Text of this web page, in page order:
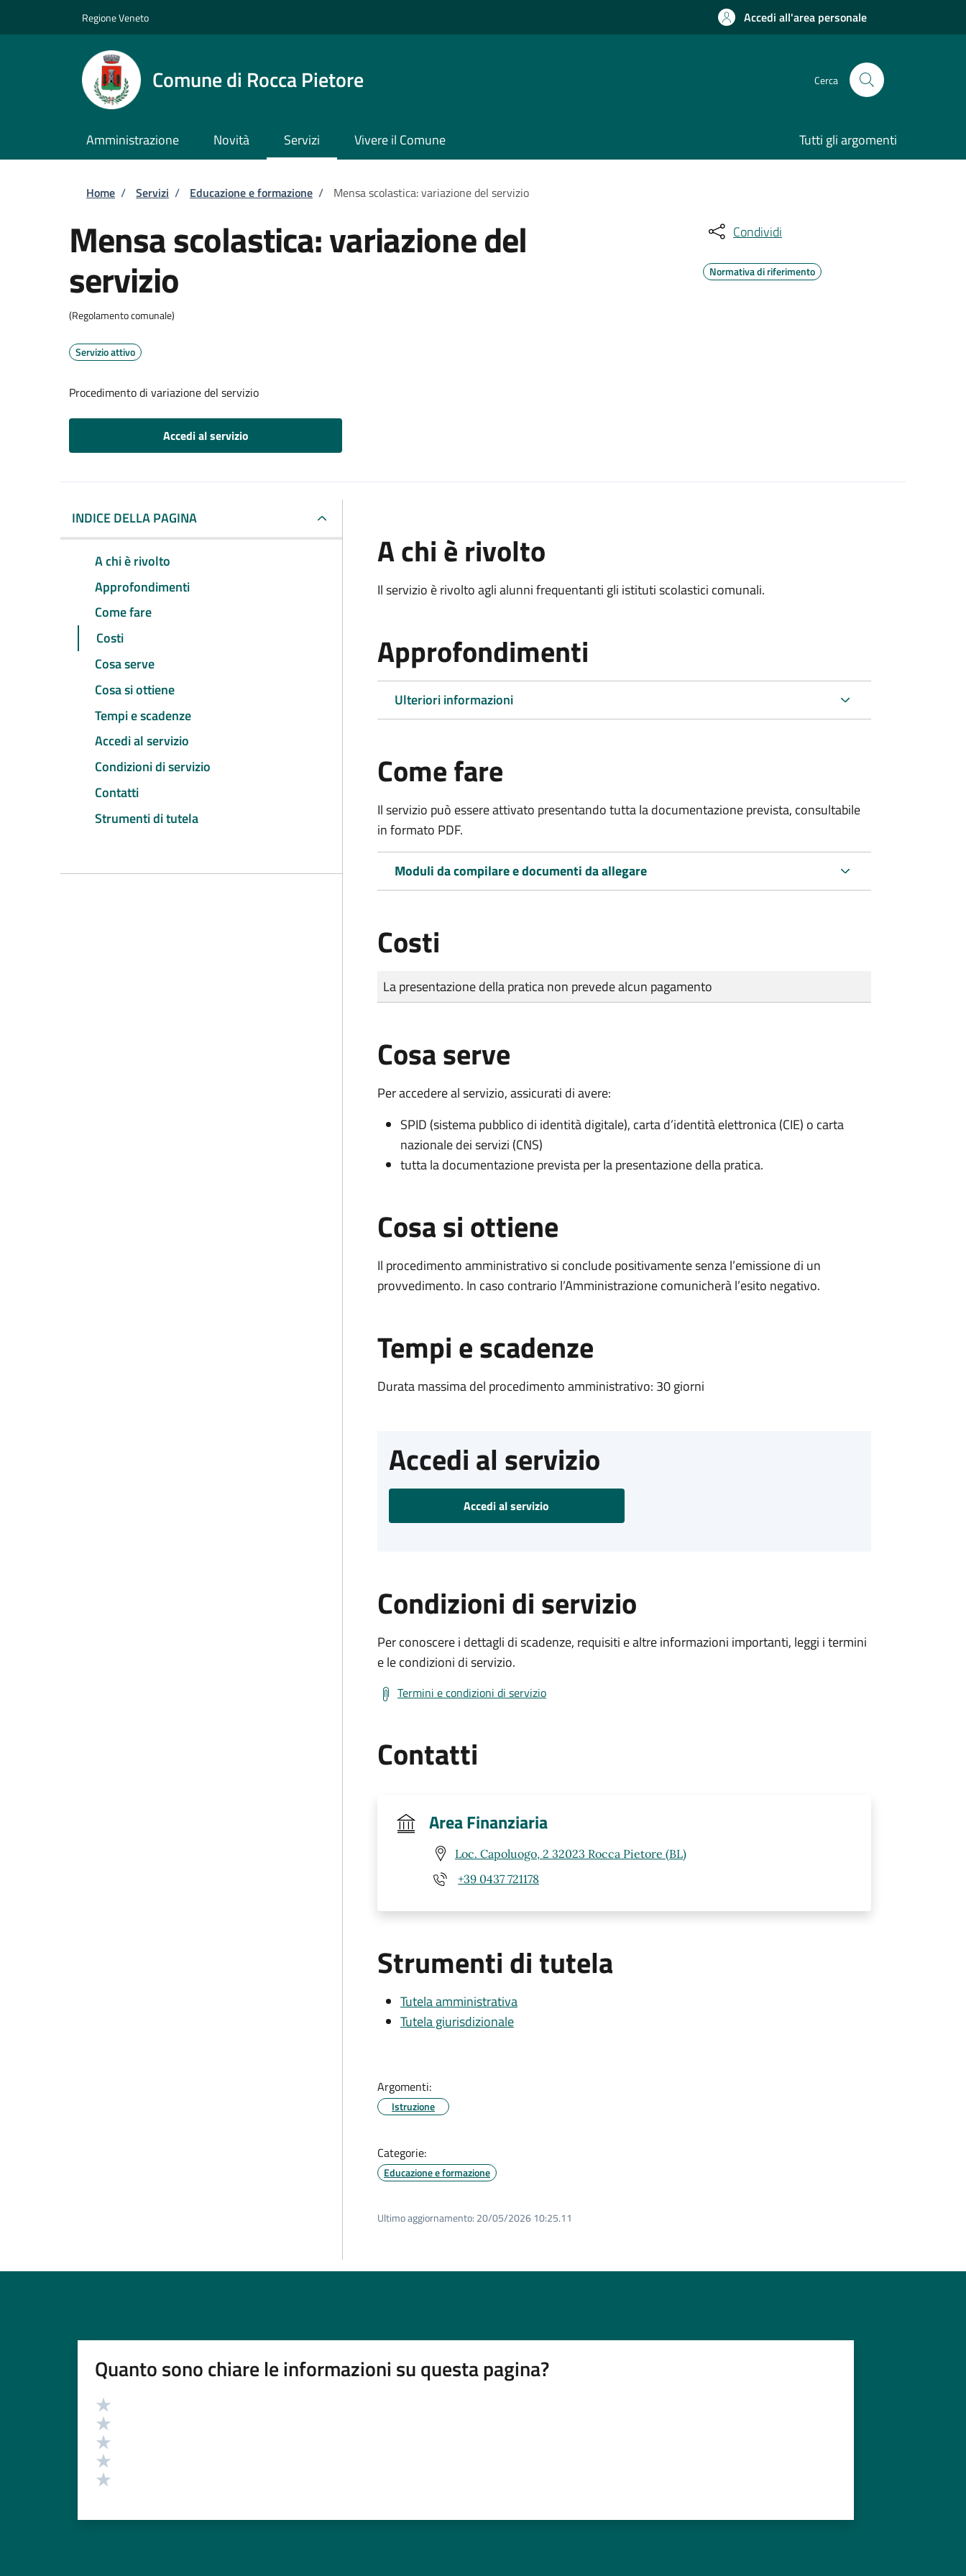
Regione Veneto Accedi all'area personale
Comune di Rocca Pietore Cerca
Amministrazione Novità Servizi Vivere il Comune Tutti gli argomenti
Briciole di pane
Home / Servizi / Educazione e formazione / Mensa scolastica: variazione del servizio
Mensa scolastica: variazione del
servizio
(Regolamento comunale)
Servizio attivo
Procedimento di variazione del servizio
Accedi al servizio
Condividi
Normativa di riferimento
INDICE DELLA PAGINA
A chi è rivolto
Approfondimenti
Come fare
Costi
Cosa serve
Cosa si ottiene
Tempi e scadenze
Accedi al servizio
Condizioni di servizio
Contatti
Strumenti di tutela
A chi è rivolto
Il servizio è rivolto agli alunni frequentanti gli istituti scolastici comunali.
Approfondimenti
Ulteriori informazioni
Come fare
Il servizio può essere attivato presentando tutta la documentazione prevista, consultabile
in formato PDF.
Moduli da compilare e documenti da allegare
Costi
Tipo di pagamento
Importo
La presentazione della pratica non prevede alcun pagamento
Cosa serve
Per accedere al servizio, assicurati di avere:
SPID (sistema pubblico di identità digitale), carta d’identità elettronica (CIE) o carta
nazionale dei servizi (CNS)
tutta la documentazione prevista per la presentazione della pratica.
Cosa si ottiene
Il procedimento amministrativo si conclude positivamente senza l’emissione di un
provvedimento. In caso contrario l’Amministrazione comunicherà l’esito negativo.
Tempi e scadenze
Durata massima del procedimento amministrativo: 30 giorni
Accedi al servizio
Accedi al servizio
Condizioni di servizio
Per conoscere i dettagli di scadenze, requisiti e altre informazioni importanti, leggi i termini
e le condizioni di servizio.
Termini e condizioni di servizio
Contatti
Area Finanziaria
Loc. Capoluogo, 2 32023 Rocca Pietore (BL)
+39 0437 721178
Strumenti di tutela
Tutela amministrativa
Tutela giurisdizionale
Argomenti:
Istruzione
Categorie:
Educazione e formazione
Ultimo aggiornamento: 20/05/2026 10:25.11
Quanto sono chiare le informazioni su questa pagina?
Valutazione